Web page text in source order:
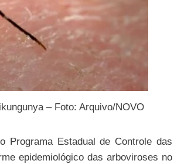
– Foto: Arquivo/NOVO
Programa Estadual de Controle das
epidemiológico das arboviroses no